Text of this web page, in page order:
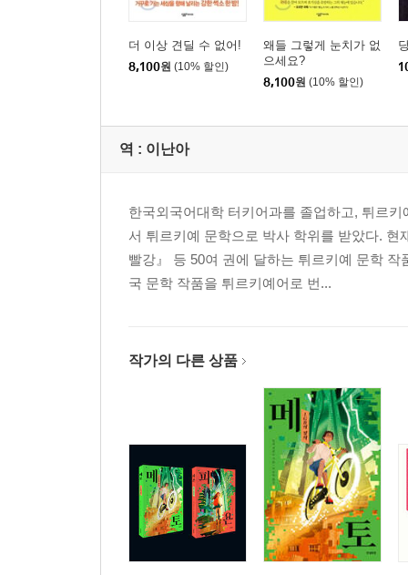
더 이상 견딜 수 없어!
8,100원 (10% 할인)
왜들 그렇게 눈치가 없
으세요?
8,100원 (10% 할인)
역 : 이난아
한국외국어대학 터키어과를 졸업하고, 튀르
서 튀르키예 문학으로 박사 학위를 받았다.
빨강』 등 50여 권에 달하는 튀르키예 문학
국 문학 작품을 튀르키예어로 번...
작가의 다른 상품